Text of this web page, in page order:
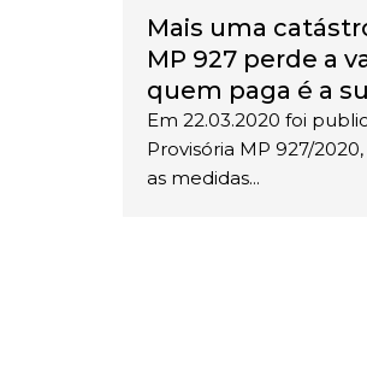
Mais uma
MP 927 perde a
quem paga é a
Em 22.03.2020 foi
Provisória MP 927/
as medidas...